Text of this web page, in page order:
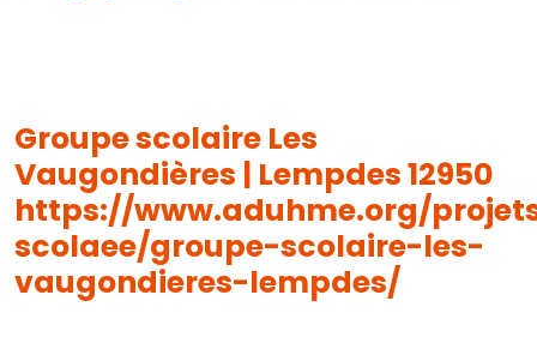
Groupe scolaire Les
Vaugondières | Lempdes 12950
https://www.aduhme.org/
scolaee/groupe-scolaire-les-
vaugondieres-lempdes/